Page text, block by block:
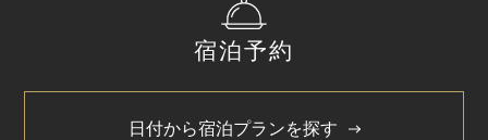
宿泊予約
日付から宿泊プランを探す